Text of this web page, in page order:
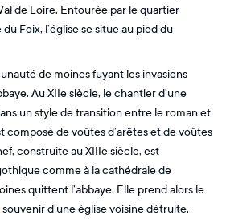
de Loire. Entourée par le quartier
Foix, l’église se situe au pied du
de moines fuyant les invasions
Au XIIe siècle, le chantier d’une
un style de transition entre le roman et
de voûtes d’arêtes et de voûtes
construite au XIIIe siècle, est
comme à la cathédrale de
quittent l’abbaye. Elle prend alors le
d’une église voisine détruite.